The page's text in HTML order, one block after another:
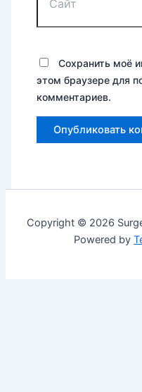
Сохранить моё
этом браузере для
комментариев.
Copyright © 2026
Powered by